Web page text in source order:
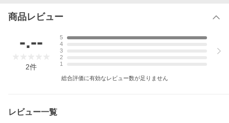
商品レビュー
-.--
2件
5
4
3
2
1
総合評価に有効なレビュー数が足りません
レビュー一覧